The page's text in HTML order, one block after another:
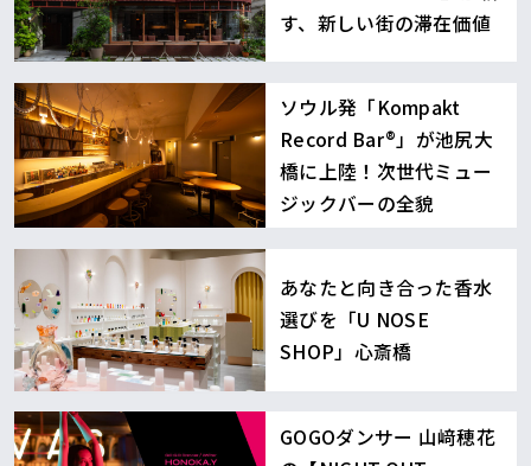
す、新しい街の滞在価値
ソウル発「Kompakt
Record Bar®︎」が池尻大
橋に上陸！次世代ミュー
ジックバーの全貌
あなたと向き合った香水
選びを「U NOSE
SHOP」心斎橋
GOGOダンサー 山﨑穂花